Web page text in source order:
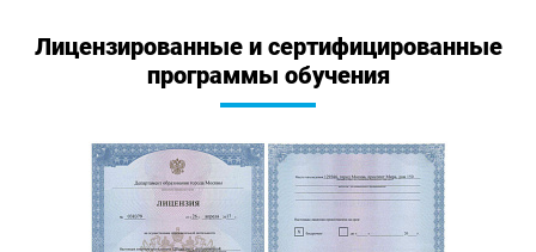
Лицензированные и сертифицированные
программы обучения